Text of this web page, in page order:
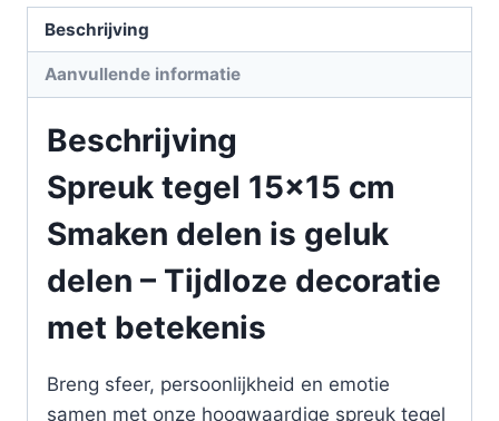
Beschrijving
Aanvullende informatie
Beschrijving
Spreuk tegel 15×15 cm
Smaken delen is geluk
delen – Tijdloze decoratie
met betekenis
Breng sfeer, persoonlijkheid en emotie
samen met onze hoogwaardige spreuk tegel